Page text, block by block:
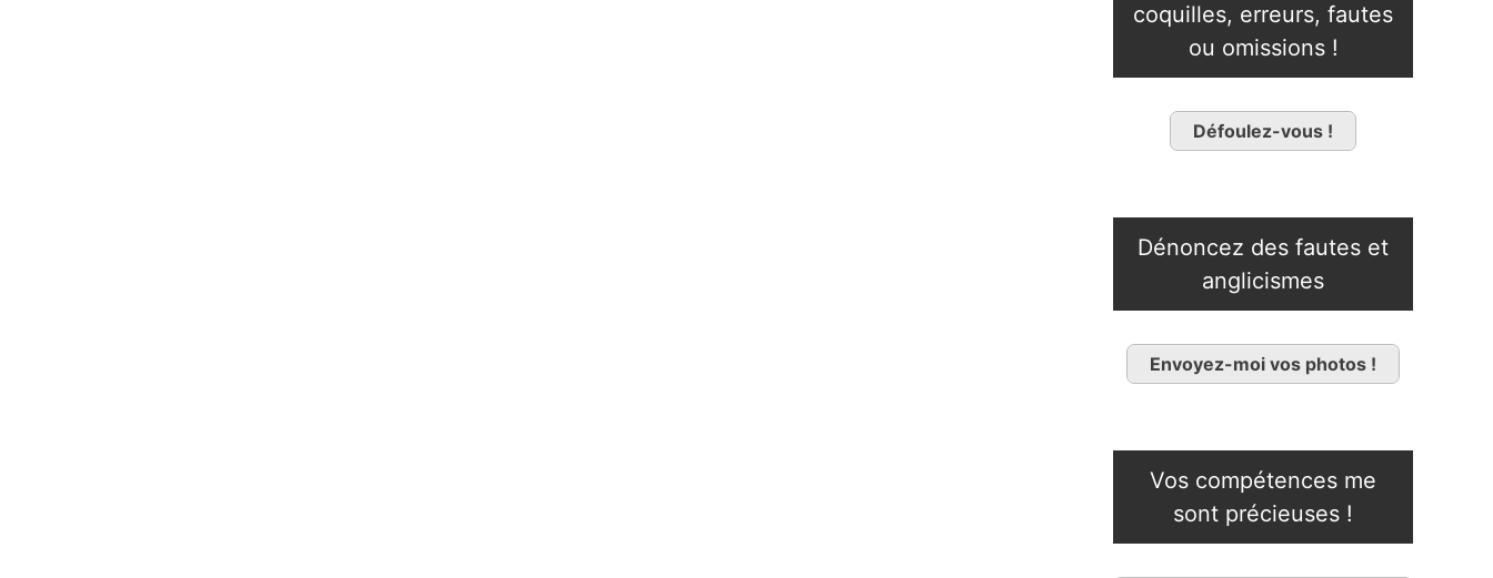
coquilles, erreurs, fautes
ou omissions !
Défoulez-vous !
Dénoncez des fautes et
anglicismes
Envoyez-moi vos photos !
Vos compétences me
sont précieuses !